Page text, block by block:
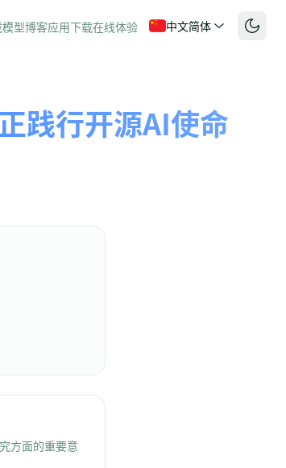
型博客应用下载在线体验 中文简体
践行开源AI使命
方面的重要意